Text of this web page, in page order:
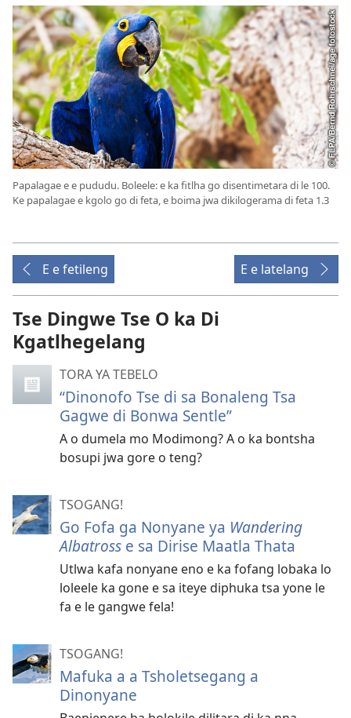
Papalagae e e pududu. Boleele: e ka fitlha go disentimetara di le 100.
Ke papalagae e kgolo go di feta, e boima jwa dikilogerama di feta 1.3
E e fetileng E e latelang
Tse Dingwe Tse O ka Di
Kgatlhegelang
TORA YA TEBELO
“Dinonofo Tse di sa Bonaleng Tsa
Gagwe di Bonwa Sentle”
A o dumela mo Modimong? A o ka bontsha
bosupi jwa gore o teng?
TSOGANG!
Go Fofa ga Nonyane ya Wandering
Albatross e sa Dirise Maatla Thata
Utlwa kafa nonyane eno e ka fofang lobaka lo
loleele ka gone e sa iteye diphuka tsa yone le
fa e le gangwe fela!
TSOGANG!
Mafuka a a Tsholetsegang a
Dinonyane